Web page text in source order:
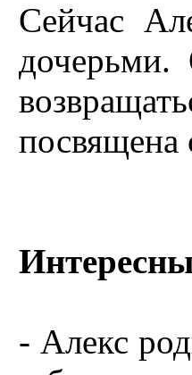
Сейчас
дочерьми.
посвящена
- Алекс